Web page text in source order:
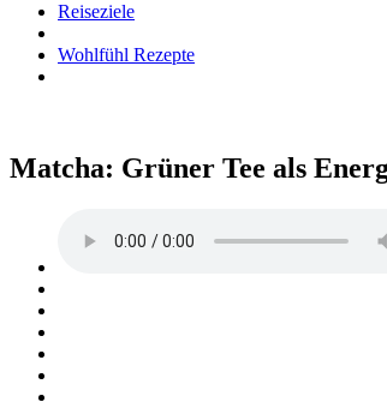
Reiseziele
Wohlfühl Rezepte
Matcha: Grüner Tee als